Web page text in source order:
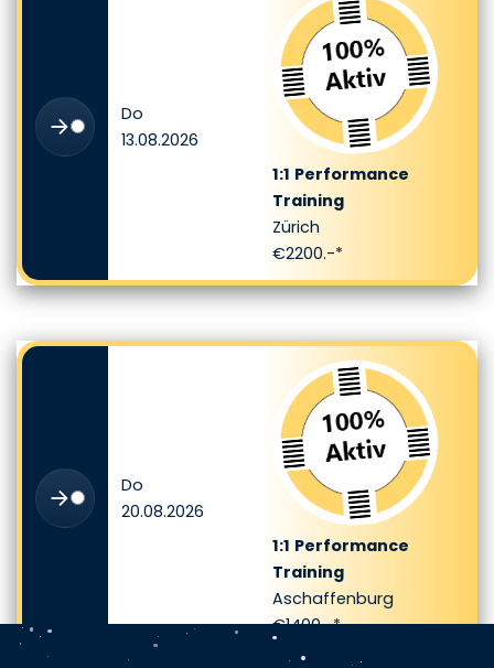
Do
13.08.2026
1:1 Performance
Training
Zürich
€2200.-*
Do
20.08.2026
1:1 Performance
Training
Aschaffenburg
€1400.-*